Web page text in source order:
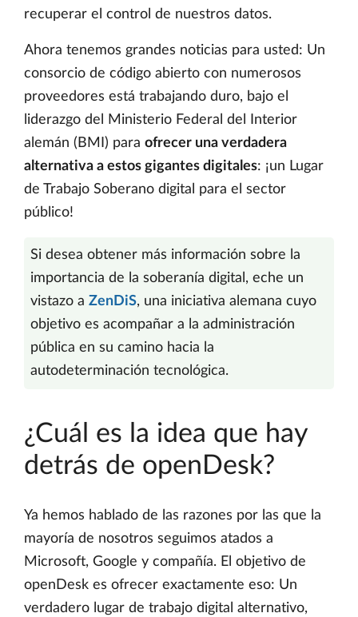
recuperar el control de nuestros datos.
Ahora tenemos grandes noticias para usted: Un
consorcio de código abierto con numerosos
proveedores está trabajando duro, bajo el
liderazgo del Ministerio Federal del Interior
alemán (BMI) para ofrecer una verdadera
alternativa a estos gigantes digitales: ¡un Lugar
de Trabajo Soberano digital para el sector
público!
Si desea obtener más información sobre la
importancia de la soberanía digital, eche un
vistazo a ZenDiS, una iniciativa alemana cuyo
objetivo es acompañar a la administración
pública en su camino hacia la
autodeterminación tecnológica.
¿Cuál es la idea que hay
detrás de openDesk?
Ya hemos hablado de las razones por las que la
mayoría de nosotros seguimos atados a
Microsoft, Google y compañía. El objetivo de
openDesk es ofrecer exactamente eso: Un
verdadero lugar de trabajo digital alternativo,